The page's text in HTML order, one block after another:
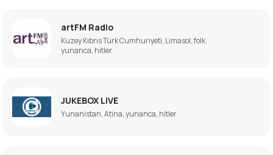
artFM Radio
Kuzey Kıbrıs Türk Cumhuriyeti, Limasol, folk,
yunanca, hitler
JUKEBOX LIVE
Yunanistan, Atina, yunanca, hitler